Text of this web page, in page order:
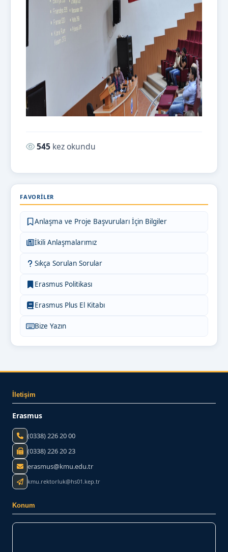
Okunma sayısı:
545 kez okundu
FAVORILER
Anlaşma ve Proje Başvuruları İçin Bilgiler
İkili Anlaşmalarımız
Sıkça Sorulan Sorular
Erasmus Politikası
Erasmus Plus El Kitabı
Bize Yazın
İletişim
Erasmus
(0338) 226 20 00
(0338) 226 20 23
erasmus@kmu.edu.tr
kmu.rektorluk@hs01.kep.tr
Konum